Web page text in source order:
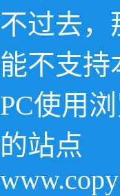
不过去，
能不支持
PC使用
的站点